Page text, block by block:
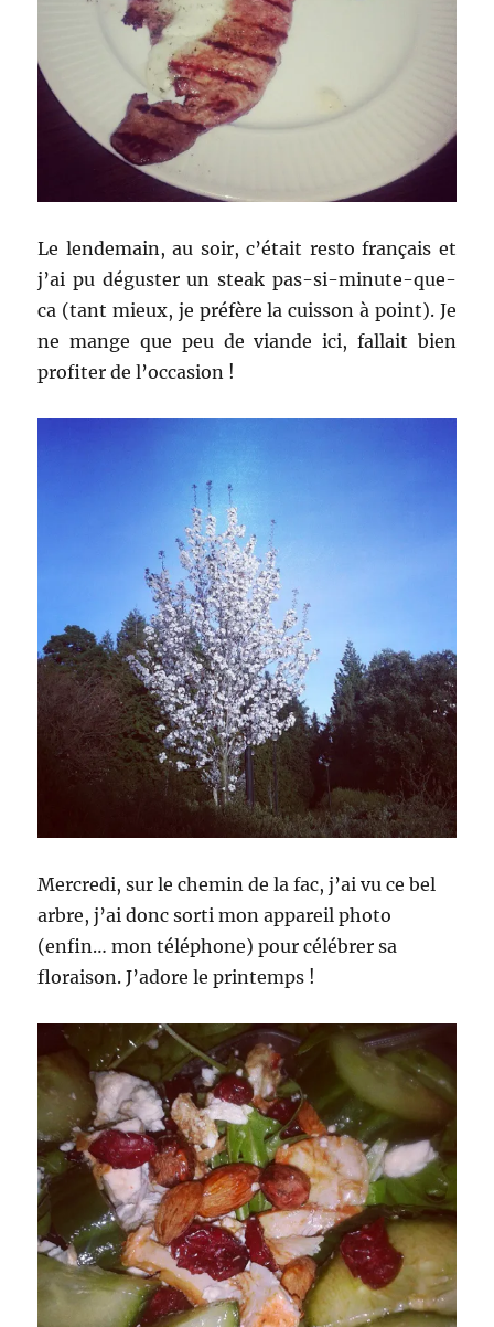
Le lendemain, au soir, c’était resto français et
j’ai pu déguster un steak pas-si-minute-que-
ca (tant mieux, je préfère la cuisson à point). Je
ne mange que peu de viande ici, fallait bien
profiter de l’occasion !
Mercredi, sur le chemin de la fac, j’ai vu ce bel
arbre, j’ai donc sorti mon appareil photo
(enfin… mon téléphone) pour célébrer sa
floraison. J’adore le printemps !